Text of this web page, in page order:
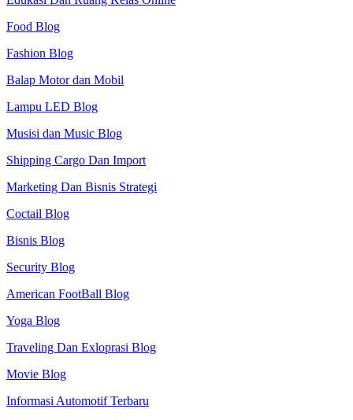
Food Blog
Fashion Blog
Balap Motor dan Mobil
Lampu LED Blog
Musisi dan Music Blog
Shipping Cargo Dan Import
Marketing Dan Bisnis Strategi
Coctail Blog
Bisnis Blog
Security Blog
American FootBall Blog
Yoga Blog
Traveling Dan Exloprasi Blog
Movie Blog
Informasi Automotif Terbaru